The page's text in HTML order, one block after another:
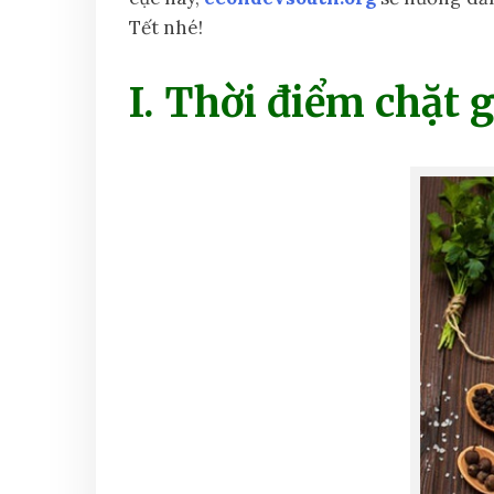
Tết nhé!
I. Thời điểm chặt